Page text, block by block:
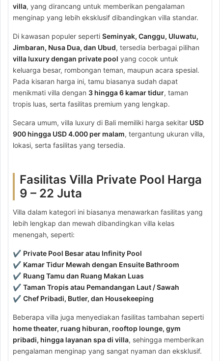
villa, yang dirancang untuk memberikan pengalaman
menginap yang lebih eksklusif dibandingkan villa standar.
Di kawasan populer seperti Seminyak, Canggu, Uluwatu,
Jimbaran, Nusa Dua, dan Ubud, tersedia berbagai pilihan
villa luxury dengan private pool yang cocok untuk
keluarga besar, rombongan teman, maupun acara spesial.
Pada kisaran harga ini, tamu biasanya sudah dapat
menikmati villa dengan 3 hingga 6 kamar tidur, taman
tropis luas, serta fasilitas premium yang lengkap.
Secara umum, villa luxury di Bali memiliki harga sekitar USD
900 hingga USD 4.000 per malam, tergantung ukuran villa,
lokasi, serta fasilitas yang tersedia.
Fasilitas Villa Private Pool Harga
9 – 22 Juta
Villa dalam kategori ini biasanya menawarkan fasilitas yang
lebih lengkap dan mewah dibandingkan villa kelas
menengah, seperti:
✔ Private Pool Besar atau Infinity Pool
✔ Kamar Tidur Mewah dengan Ensuite Bathroom
✔ Ruang Tamu dan Ruang Makan Luas
✔ Taman Tropis atau Pemandangan Laut / Sawah
✔ Chef Pribadi, Butler, dan Housekeeping
Beberapa villa juga menyediakan fasilitas tambahan seperti
home theater, ruang hiburan, rooftop lounge, gym
pribadi, hingga layanan spa di villa, sehingga memberikan
pengalaman menginap yang sangat nyaman dan eksklusif.